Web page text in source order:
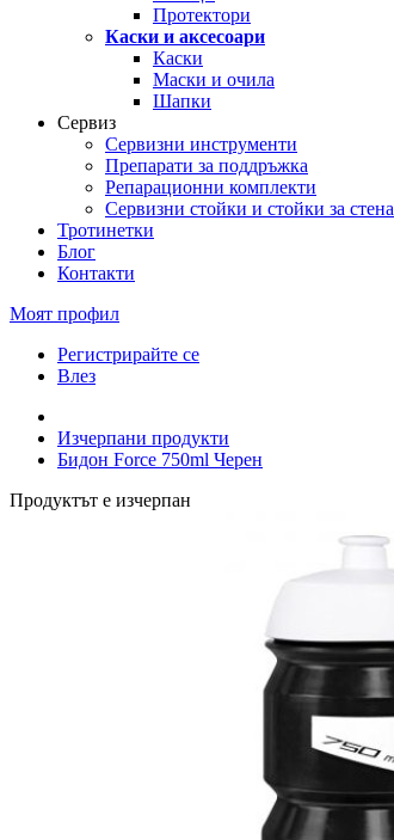
Протектори
Каски и аксесоари
Каски
Маски и очила
Шапки
Сервиз
Сервизни инструменти
Препарати за поддръжка
Репарационни комплекти
Сервизни стойки и стойки за стена
Тротинетки
Блог
Контакти
Моят профил
Регистрирайте се
Влез
Изчерпани продукти
Бидон Force 750ml Черен
Продуктът е изчерпан